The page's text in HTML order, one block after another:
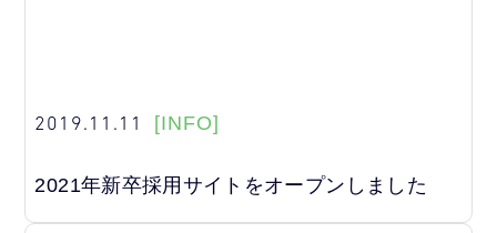
2019.11.11 [INFO]
2021年新卒採用サイトをオープンしました